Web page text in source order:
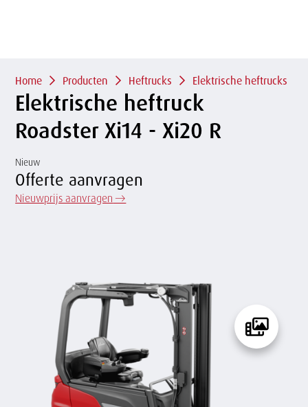
inhoud
Kruimelpad
Home Producten Heftrucks Elektrische heftrucks
Elektrische heftruck
Roadster Xi14 - Xi20 R
Nieuw
Offerte aanvragen
Nieuwprijs aanvragen →